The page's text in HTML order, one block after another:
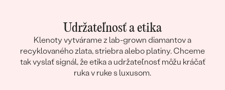
Udržateľnosť a etika
Klenoty vytvárame z lab-grown diamantov a
recyklovaného zlata, striebra alebo platiny. Chceme
tak vyslať signál, že etika a udržateľnosť môžu kráčať
ruka v ruke s luxusom.